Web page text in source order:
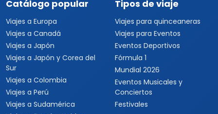
Viajar es para todos
Catálogo popular
Viajes a Europa
Viajes a Canadá
Tipos de viaje
Viajes para quinceaneras
Viajes para Eventos